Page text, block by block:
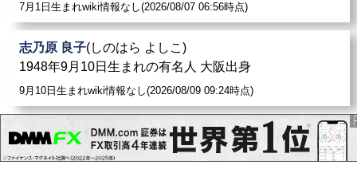
7月1日生まれwiki情報なし(2026/08/07 06:56時点)
志乃原 良子(しのはら よしこ)
1948年9月10日生まれの有名人 大阪出身
9月10日生まれwiki情報なし(2026/08/09 09:24時点)